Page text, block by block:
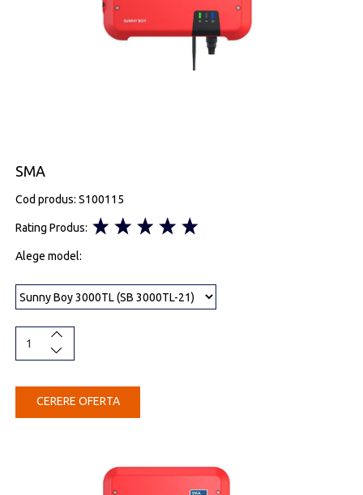
SMA
Cod produs: S100115
Rating Produs:
Alege model:
CERERE OFERTA